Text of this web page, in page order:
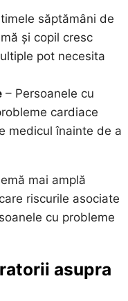
săptămâni de
și copil cresc
pot necesita
– Persoanele cu
cardiace
medicul înainte de a
mai amplă
riscurile asociate
cu probleme
asupra